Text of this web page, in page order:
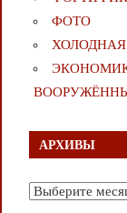
ФОТО
АРХИВЫ
Архивы